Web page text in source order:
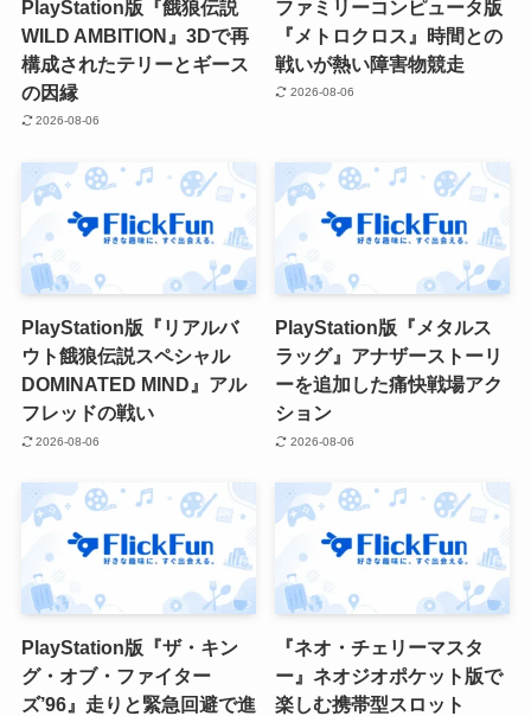
PlayStation版『餓狼伝説
WILD AMBITION』3Dで再
構成されたテリーとギース
の因縁
2026-08-06
ファミリーコンピュータ版
『メトロクロス』時間との
戦いが熱い障害物競走
2026-08-06
PlayStation版『リアルバ
ウト餓狼伝説スペシャル
DOMINATED MIND』アル
フレッドの戦い
2026-08-06
PlayStation版『メタルス
ラッグ』アナザーストーリ
ーを追加した痛快戦場アク
ション
2026-08-06
PlayStation版『ザ・キン
グ・オブ・ファイター
ズ’96』走りと緊急回避で進
『ネオ・チェリーマスタ
ー』ネオジオポケット版で
楽しむ携帯型スロット